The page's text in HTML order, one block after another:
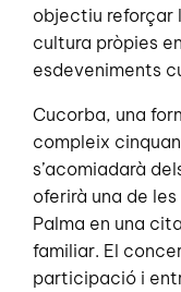
objectiu reforçar
cultura pròpies
esdeveniments
Cucorba, una
compleix
s’acomiadarà
oferirà una de
Palma en una
familiar. El
participació i